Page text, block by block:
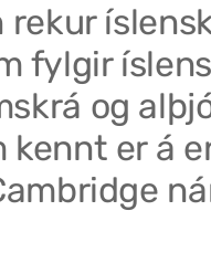
rekur
fylgir
og
kennt er á